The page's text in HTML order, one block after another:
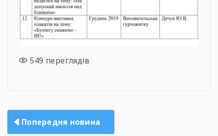
549 переглядів
Навігація
Попередня новина